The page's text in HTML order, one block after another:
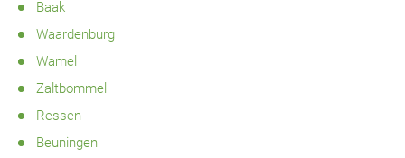
Baak
Waardenburg
Wamel
Zaltbommel
Ressen
Beuningen